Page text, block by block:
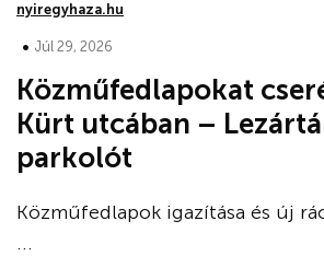
nyiregyhaza.hu
• Júl 29, 2026
Közműfedlapokat
Kürt utcában –
parkolót
Közműfedlapok igazítása és új
...